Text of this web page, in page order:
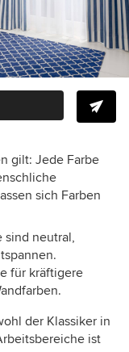
gilt: Jede Farbe
sich Farben
sind neutral,
für kräftigere
der Klassiker in
ist